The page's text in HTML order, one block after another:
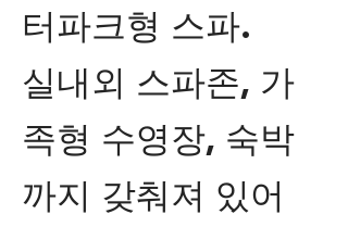
터파크형 스파.
실내외 스파존, 가
족형 수영장, 숙박
까지 갖춰져 있어